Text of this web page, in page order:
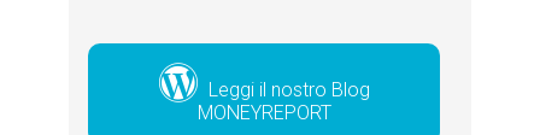
Leggi il nostro Blog
MONEYREPORT